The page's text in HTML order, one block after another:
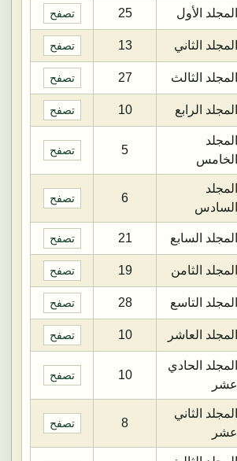
المجلد الأول 25 تصفح
المجلد الثاني 13 تصفح
المجلد الثالث 27 تصفح
المجلد الرابع 10 تصفح
المجلد
الخامس
5 تصفح
المجلد
السادس
6 تصفح
المجلد السابع 21 تصفح
المجلد الثامن 19 تصفح
المجلد التاسع 28 تصفح
المجلد العاشر 10 تصفح
المجلد الحادي
عشر
10 تصفح
المجلد الثاني
عشر
8 تصفح